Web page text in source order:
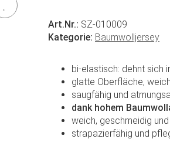
Art.Nr.: SZ-010009
Kategorie: Baumwolljersey
bi-elastisch: dehnt sich
glatte Oberfläche,
saugfähig und
dank hohem
weich, geschmeidig
strapazierfähig und